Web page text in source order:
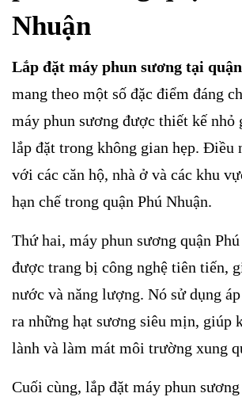
Nhuận
Lắp đặt máy phun sương tại
mang theo một số đặc điểm đáng
máy phun sương được thiết kế nhỏ
lắp đặt trong không gian hẹp. Điều
với các căn hộ, nhà ở và các khu
hạn chế trong quận Phú Nhuận.
Thứ hai, máy phun sương quận
được trang bị công nghệ tiên tiến,
nước và năng lượng. Nó sử dụng
ra những hạt sương siêu mịn, giúp
lành và làm mát môi trường xung
Cuối cùng, lắp đặt máy phun sương